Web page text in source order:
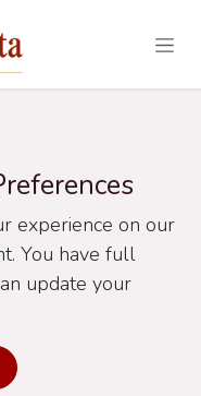
experience on our
You have full
update your